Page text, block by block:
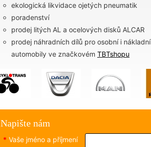
ekologická likvidace ojetých pneumatik
poradenství
prodej litých AL a ocelových disků ALCAR
prodej náhradních dílů pro osobní i nákladní
automobily ve značkovém TBTshopu
Napište nám
* Vaše jméno a příjmení